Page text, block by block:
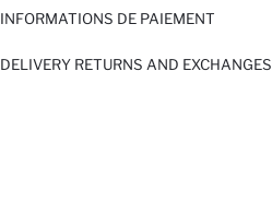
INFORMATIONS DE PAIEMENT
DELIVERY RETURNS AND EXCHANGES